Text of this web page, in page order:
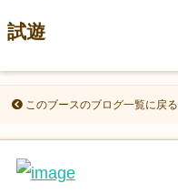
試遊
このブースのブログ一覧に戻る